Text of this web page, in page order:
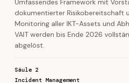
Umfassendes Framework mit
dokumentierter Risikobereitschaft
Monitoring aller IKT-Assets und
VAIT werden bis Ende 2026
abgelöst.
Säule 2
Incident Management